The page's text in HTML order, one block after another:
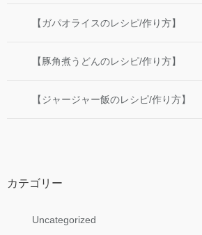
【ガパオライスのレシピ/作り方】
【豚角煮うどんのレシピ/作り方】
【ジャージャー飯のレシピ/作り方】
カテゴリー
Uncategorized